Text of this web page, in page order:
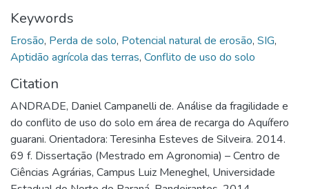
Keywords
Erosão, Perda de solo, Potencial natural de erosão, SIG,
Aptidão agrícola das terras, Conflito de uso do solo
Citation
ANDRADE, Daniel Campanelli de. Análise da fragilidade e
do conflito de uso do solo em área de recarga do Aquífero
guarani. Orientadora: Teresinha Esteves de Silveira. 2014.
69 f. Dissertação (Mestrado em Agronomia) – Centro de
Ciências Agrárias, Campus Luiz Meneghel, Universidade